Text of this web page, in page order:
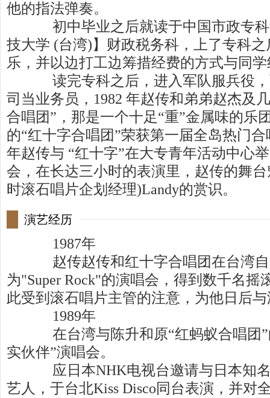
他的指法弹奏。
初中毕业之后就读于中国市政专科
技大学 (台湾)】财政税务科，上了专科
乐，并以边打工边筹措经费的方式与同
读完专科之后，进入军队服兵役，
司当业务员，1982 年赵传和弟弟赵杰及
合唱团”，那是一个十足“重”金属味的乐
的“红十字合唱团”荣获第一届全岛热门合
年赵传与 “红十字”在大专青年活动中心
会，在长达三小时的表演里，赵传的舞
时滚石唱片企划经理)Landy的赏识。
演艺经历
1987年
赵传赵传和红十字合唱团在台湾自
为"Super Rock"的演唱会，得到数千名摇
此受到滚石唱片主管的注意，为他日后
1989年
在台湾与陈升和原“红蚂蚁合唱团”
实伙伴”演唱会。
应日本NHK电视台邀请与日本知名
艺人，于台北Kiss Disco同台表演，并对